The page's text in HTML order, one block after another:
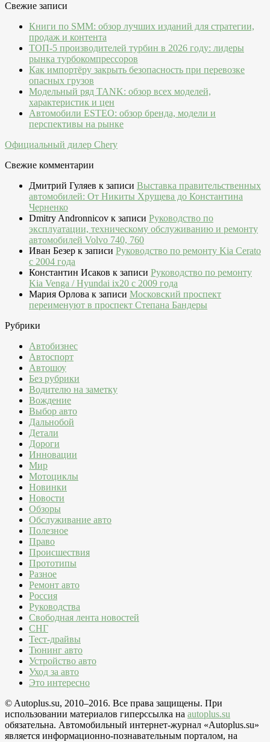
Свежие записи
Книги по SMM: обзор лучших изданий для стратегии,
продаж и контента
ТОП-5 производителей турбин в 2026 году: лидеры
рынка турбокомпрессоров
Как импортёру закрыть безопасность при перевозке
опасных грузов
Модельный ряд TANK: обзор всех моделей,
характеристик и цен
Автомобили ESTEO: обзор бренда, модели и
перспективы на рынке
Официальный дилер Chery
Свежие комментарии
Дмитрий Гуляев к записи Выставка правительственных
автомобилей: От Никиты Хрущева до Константина
Черненко
Dmitry Andronnicov к записи Руководство по
эксплуатации, техническому обслуживанию и ремонту
автомобилей Volvo 740, 760
Иван Безер к записи Руководство по ремонту Kia Cerato
c 2004 года
Константин Исаков к записи Руководство по ремонту
Kia Venga / Hyundai ix20 c 2009 года
Мария Орлова к записи Московский проспект
переименуют в проспект Степана Бандеры
Рубрики
Автобизнес
Автоспорт
Автошоу
Без рубрики
Водителю на заметку
Вождение
Выбор авто
Дальнобой
Детали
Дороги
Инновации
Мир
Мотоциклы
Новинки
Новости
Обзоры
Обслуживание авто
Полезное
Право
Происшествия
Прототипы
Разное
Ремонт авто
Россия
Руководства
Свободная лента новостей
СНГ
Тест-драйвы
Тюнинг авто
Устройство авто
Уход за авто
Это интересно
© Autoplus.su, 2010–2016. Все права защищены. При
использовании материалов гиперссылка на autoplus.su
обязательна. Автомобильный интернет-журнал «Autoplus.su»
является информационно-познавательным порталом, на